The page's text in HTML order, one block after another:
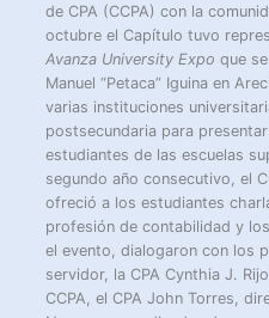
de CPA (CCPA) con la
octubre el Capítulo tuvo
Avanza University Expoque
Manuel “Petaca” Iguina en
varias instituciones
postsecundaria para
estudiantes de las escuelas
segundo año consecutivo, el
ofreció a los estudiantes
profesión de contabilidad y
el evento, dialogaron con los
servidor, la CPA Cynthia J.
CCPA, el CPA John Torres,